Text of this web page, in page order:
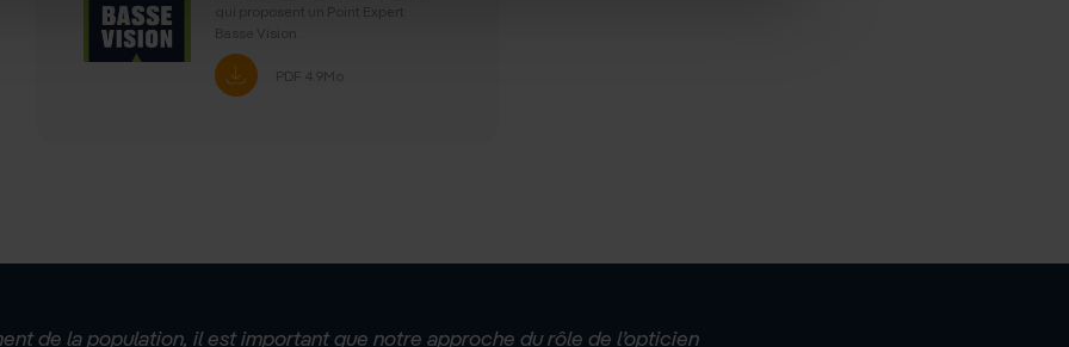
Basse Vision.
PDF 4.9Mo
de la population, il est important que notre approche du rôle de l’opticien